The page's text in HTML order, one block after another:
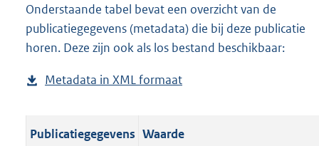
o
a
d
u
l
n
d
s
r
o
l
o
a
p
b
a
n
d
g
o
Onderstaande tabel bevat een overzicht van de
publicatiegegevens (metadata) die bij deze publicatie
horen. Deze zijn ook als los bestand beschikbaar:
Metadata in XML formaat
t
Publicatiegegevens Waarde